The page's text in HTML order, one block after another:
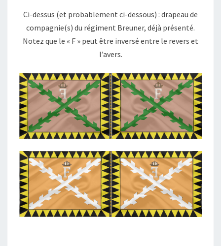
Ci-dessus (et probablement ci-dessous) : drapeau de
compagnie(s) du régiment Breuner, déjà présenté.
Notez que le « F » peut être inversé entre le revers et
l’avers.